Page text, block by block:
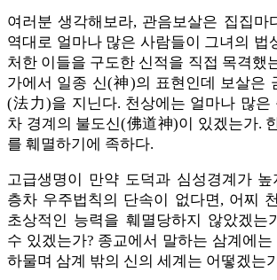
여러분 생각해보라, 관음보살은 집집마
역대로 얼마나 많은 사람들이 그녀의 법
처한 이들을 구도한 신적을 직접 목격했
가에서 일종 신(神)의 표현인데 보살은
(法力)을 지닌다. 천상에는 얼마나 많은
차 경계의 불도신(佛道神)이 있겠는가.
를 훼멸하기에 족하다.
고급생명이 만약 도덕과 심성경계가
층차 우주법칙의 단속이 없다면, 어찌
초상적인 능력을 훼멸당하지 않았겠는
수 있겠는가? 종교에서 말하는 삼계에는
하물며 삼계 밖의 신의 세계는 어떻겠는